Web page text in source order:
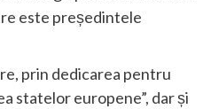
este președintele
prin dedicarea pentru
statelor europene”, dar și